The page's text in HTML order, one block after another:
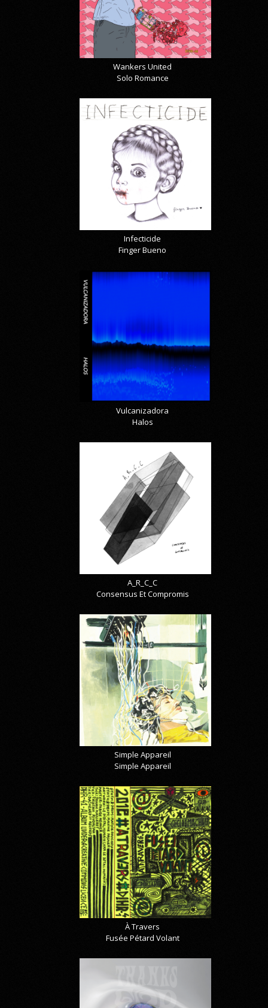
Wankers United
Solo Romance
Infecticide
Finger Bueno
Vulcanizadora
Halos
A_R_C_C
Consensus Et Compromis
Simple Appareil
Simple Appareil
À Travers
Fusée Pétard Volant